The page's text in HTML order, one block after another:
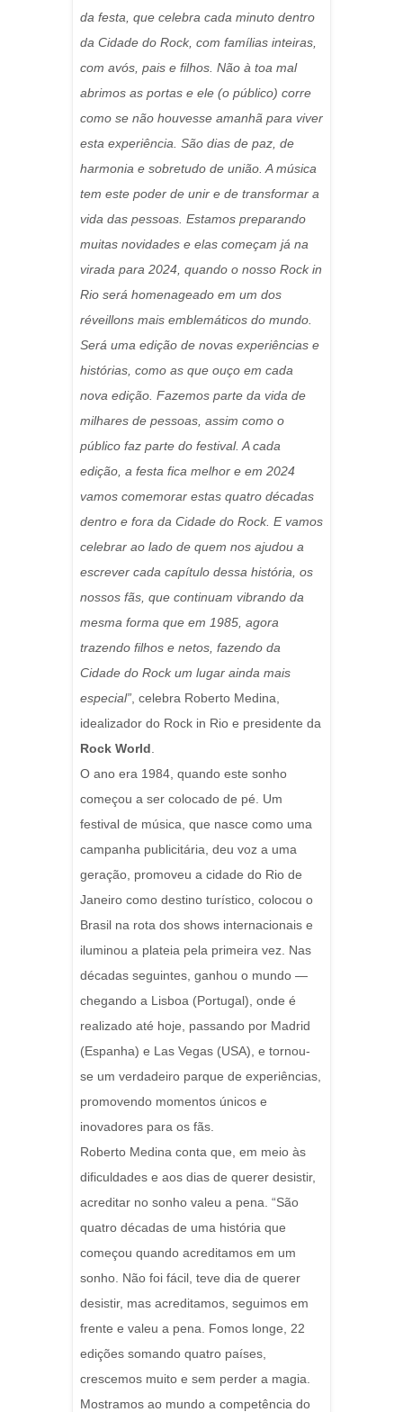
da festa, que celebra cada minuto dentro
da Cidade do Rock, com famílias inteiras,
com avós, pais e filhos. Não à toa mal
abrimos as portas e ele (o público) corre
como se não houvesse amanhã para viver
esta experiência. São dias de paz, de
harmonia e sobretudo de união. A música
tem este poder de unir e de transformar a
vida das pessoas. Estamos preparando
muitas novidades e elas começam já na
virada para 2024, quando o nosso Rock in
Rio será homenageado em um dos
réveillons mais emblemáticos do mundo.
Será uma edição de novas experiências e
histórias, como as que ouço em cada
nova edição. Fazemos parte da vida de
milhares de pessoas, assim como o
público faz parte do festival. A cada
edição, a festa fica melhor e em 2024
vamos comemorar estas quatro décadas
dentro e fora da Cidade do Rock. E vamos
celebrar ao lado de quem nos ajudou a
escrever cada capítulo dessa história, os
nossos fãs, que continuam vibrando da
mesma forma que em 1985, agora
trazendo filhos e netos, fazendo da
Cidade do Rock um lugar ainda mais
especial” , celebra Roberto Medina,
idealizador do Rock in Rio e presidente da
Rock World
O ano era 1984, quando este sonho
começou a ser colocado de pé. Um
festival de música, que nasce como uma
campanha publicitária, deu voz a uma
geração, promoveu a cidade do Rio de
Janeiro como destino turístico, colocou o
Brasil na rota dos shows internacionais e
iluminou a plateia pela primeira vez. Nas
décadas seguintes, ganhou o mundo —
chegando a Lisboa (Portugal), onde é
realizado até hoje, passando por Madrid
(Espanha) e Las Vegas (USA), e tornou-
se um verdadeiro parque de experiências,
promovendo momentos únicos e
inovadores para os fãs.
Roberto Medina conta que, em meio às
dificuldades e aos dias de querer desistir,
acreditar no sonho valeu a pena. “São
quatro décadas de uma história que
começou quando acreditamos em um
sonho. Não foi fácil, teve dia de querer
desistir, mas acreditamos, seguimos em
frente e valeu a pena. Fomos longe, 22
edições somando quatro países,
crescemos muito e sem perder a magia.
Mostramos ao mundo a competência do